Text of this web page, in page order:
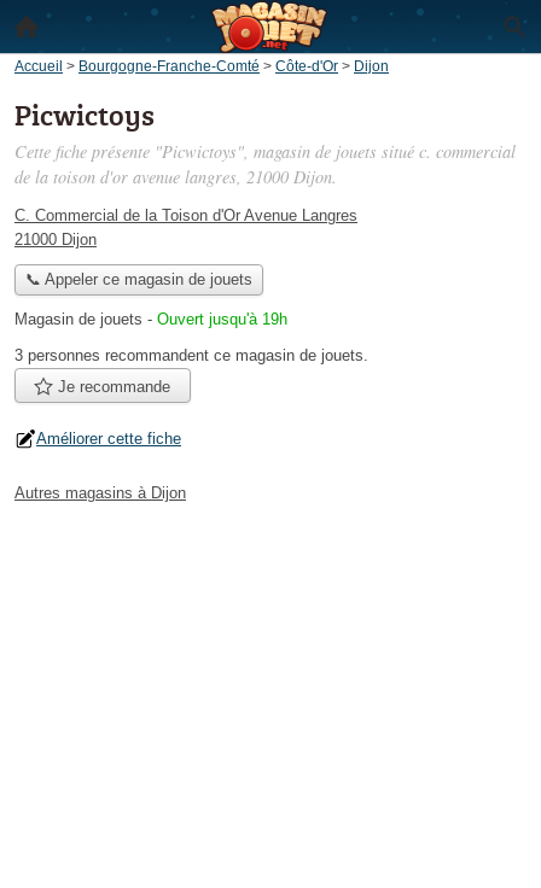
Accueil > Bourgogne-Franche-Comté > Côte-d'Or > Dijon
Picwictoys
Cette fiche présente "Picwictoys", magasin de jouets situé c. commercial
de la toison d'or avenue langres, 21000 Dijon.
C. Commercial de la Toison d'Or Avenue Langres
21000 Dijon
📞 Appeler ce magasin de jouets
Magasin de jouets - Ouvert jusqu'à 19h
3 personnes recommandent ce magasin de jouets.
Je recommande
Améliorer cette fiche
Autres magasins à Dijon